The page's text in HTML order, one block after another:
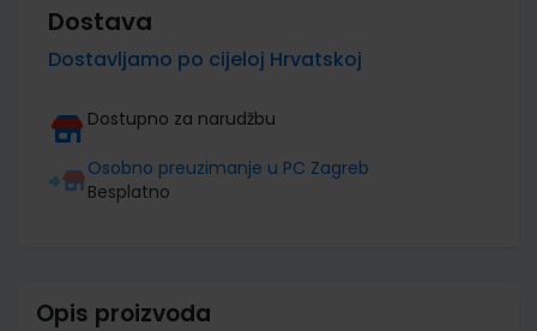
Dostava
Dostavljamo po cijeloj Hrvatskoj
Dostupno za narudžbu
Osobno preuzimanje u PC Zagreb
Besplatno
Opis proizvoda